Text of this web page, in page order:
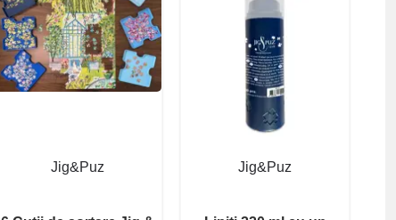
Jig&Puz Jig&Puz